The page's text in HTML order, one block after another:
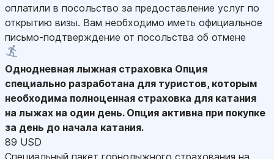
оплатили в посольство за предоставление услуг по
открытию визы. Вам необходимо иметь официальное
письмо-подтверждение от посольства об отмене
Однодневная лыжная страховка Опция
специально разработана для туристов, которым
необходима полноценная страховка для катания
на лыжах на один день. Опция активна при покупке
за день до начала катания.
89 USD
Специальный пакет горнолыжного страхования на